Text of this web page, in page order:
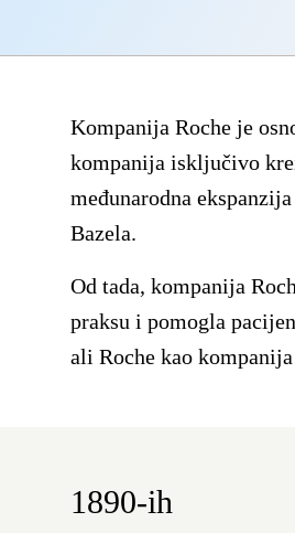
Kompanija Roche je
kompanija isključivo
međunarodna
Bazela.
Od tada, kompanija
praksu i pomogla
ali Roche kao
1890-ih